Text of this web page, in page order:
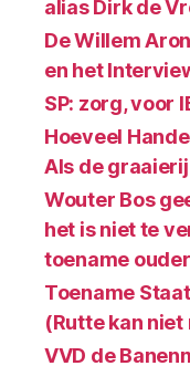
alias Dirk de
De Willem
en het
SP: zorg, voor
Hoeveel
Als de
Wouter Bos
het is niet te
toename
Toename
(Rutte kan niet
VVD de